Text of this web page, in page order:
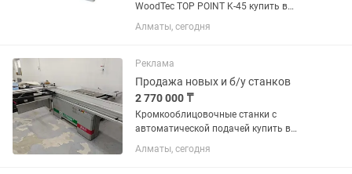
WoodTec TOP POINT K-45 купить в
Алматы с доставкой по всему
Казахстану. Самая лучшая цена в
Наша компания предлагает форматно
раскроечный...
Алматы, сегодня
Реклама
Продажа новых и б/у станков
2 770 000 ₸
Кромкооблицовочные станки с
автоматической подачей купить в
Алматы с доставкой по всему
Казахстану. Самая лучшая цена в
Алматы, сегодня